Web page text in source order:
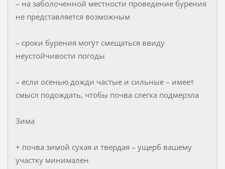
– на заболоченной местности проведение бурения
не представляется возможным
– сроки бурения могут смещаться ввиду
неустойчивости погоды
– если осенью дожди частые и сильные – имеет
смысл подождать, чтобы почва слегка подмерзла
Зима
+ почва зимой сухая и твердая – ущерб вашему
участку минимален